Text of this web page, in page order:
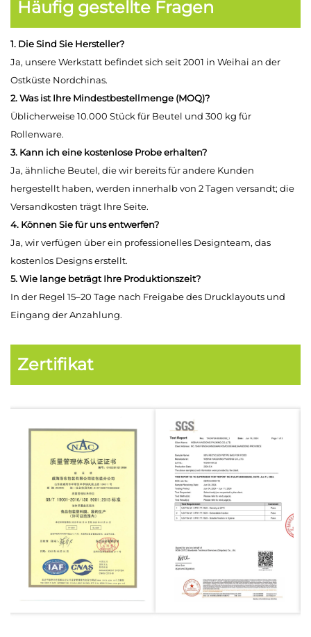
Häufig gestellte Fragen
1. Die Sind Sie Hersteller?
Ja, unsere Werkstatt befindet sich seit 2001 in Weihai an der
Ostküste Nordchinas.
2. Was ist Ihre Mindestbestellmenge (MOQ)?
Üblicherweise 10.000 Stück für Beutel und 300 kg für
Rollenware.
3. Kann ich eine kostenlose Probe erhalten?
Ja, ähnliche Beutel, die wir bereits für andere Kunden
hergestellt haben, werden innerhalb von 2 Tagen versandt; die
Versandkosten trägt Ihre Seite.
4. Können Sie für uns entwerfen?
Ja, wir verfügen über ein professionelles Designteam, das
kostenlos Designs erstellt.
5. Wie lange beträgt Ihre Produktionszeit?
In der Regel 15–20 Tage nach Freigabe des Drucklayouts und
Eingang der Anzahlung.
Zertifikat